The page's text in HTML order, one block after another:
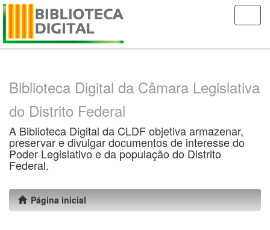
Skip
Biblioteca Digital da Câmara Legislativa
do Distrito Federal
A Biblioteca Digital da CLDF objetiva armazenar,
preservar e divulgar documentos de interesse do
Poder Legislativo e da população do Distrito
Federal.
Página inicial